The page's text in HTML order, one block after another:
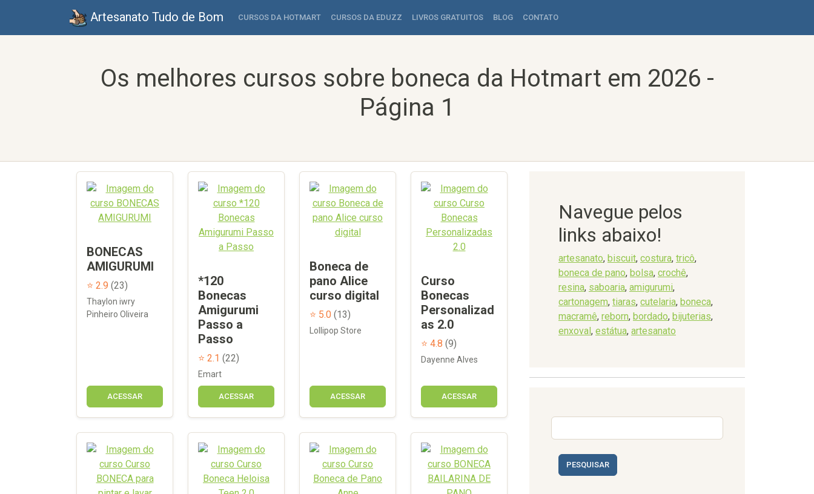
Artesanato Tudo de Bom CURSOS DA HOTMART CURSOS DA EDUZZ LIVROS GRATUITOS BLOG CONTATO
Os melhores cursos sobre boneca da Hotmart em 2026 -
Página 1
BONECAS
AMIGURUMI
⭐ 2.9 (23)
Thaylon iwry
Pinheiro Oliveira
ACESSAR
*120
Bonecas
Amigurumi
Passo a
Passo
⭐ 2.1 (22)
Emart
ACESSAR
Boneca de
pano Alice
curso digital
⭐ 5.0 (13)
Lollipop Store
ACESSAR
Curso
Bonecas
Personalizad
as 2.0
⭐ 4.8 (9)
Dayenne Alves
ACESSAR
Navegue pelos
links abaixo!
artesanato, biscuit, costura, tricô,
boneca de pano, bolsa, crochê,
resina, saboaria, amigurumi,
cartonagem, tiaras, cutelaria, boneca,
macramê, reborn, bordado, bijuterias,
enxoval, estátua, artesanato
PESQUISAR